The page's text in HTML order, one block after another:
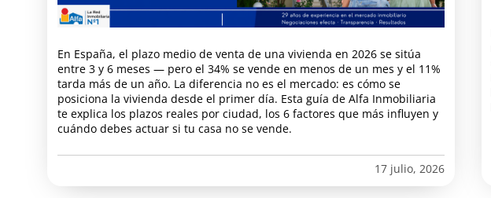
En España, el plazo medio de venta de una vivienda en 2026 se sitúa
entre 3 y 6 meses — pero el 34% se vende en menos de un mes y el 11%
tarda más de un año. La diferencia no es el mercado: es cómo se
posiciona la vivienda desde el primer día. Esta guía de Alfa Inmobiliaria
te explica los plazos reales por ciudad, los 6 factores que más influyen y
cuándo debes actuar si tu casa no se vende.
17 julio, 2026